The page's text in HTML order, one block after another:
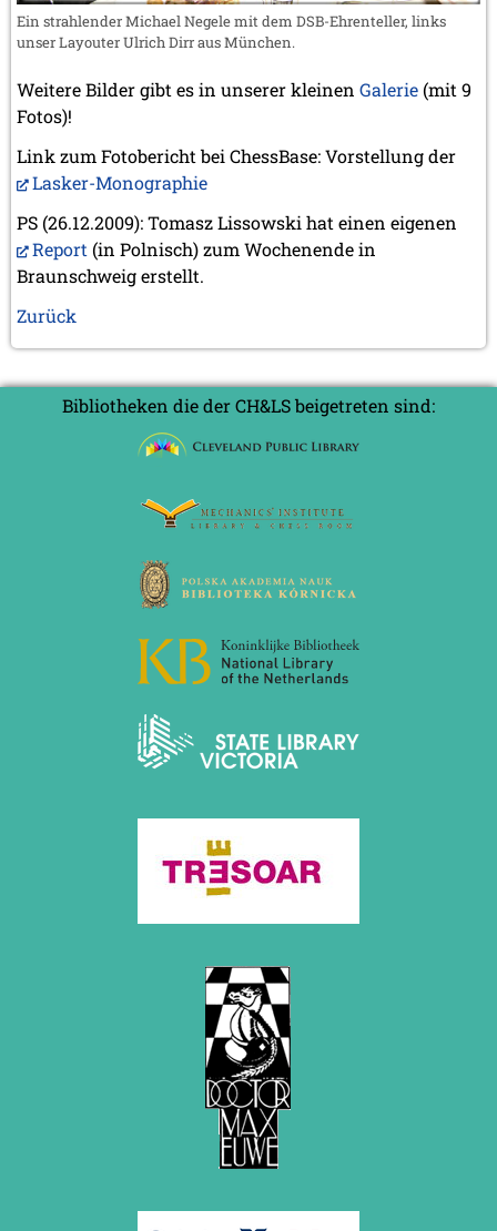
Ein strahlender Michael Negele mit dem DSB-Ehrenteller, links
unser Layouter Ulrich Dirr aus München.
Weitere Bilder gibt es in unserer kleinen Galerie(mit 9
Fotos)!
Link zum Fotobericht bei ChessBase: Vorstellung der
Lasker-Monographie
PS (26.12.2009): Tomasz Lissowski hat einen eigenen
Report (in Polnisch) zum Wochenende in
Braunschweig erstellt.
Zurück
Bibliotheken die der CH&LS beigetreten sind: